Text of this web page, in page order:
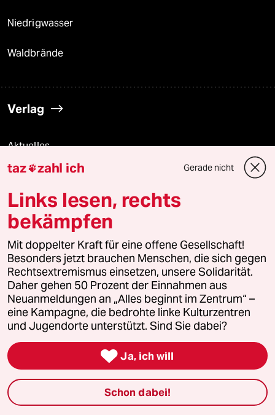
Niedrigwasser
Waldbrände
Verlag
Aktuelles
Hausblog
Die Seitenwende
Presse
Unterstützen
abo
genossenschaft
taz zahl ich Gerade nicht
Links lesen, rechts
bekämpfen
Mit doppelter Kraft für eine offene Gesellschaft!
Besonders jetzt brauchen Menschen, die sich gegen
Rechtsextremismus einsetzen, unsere Solidarität.
Daher gehen 50 Prozent der Einnahmen aus
Neuanmeldungen an „Alles beginnt im Zentrum“ –
eine Kampagne, die bedrohte linke Kulturzentren
und Jugendorte unterstützt. Sind Sie dabei?
 Ja, ich will
Schon dabei!